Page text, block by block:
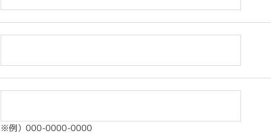
※例）000-0000-0000